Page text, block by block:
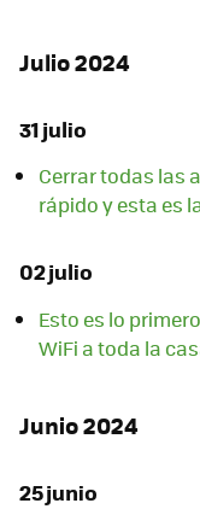
Julio 2024
31 julio
Cerrar todas las
rápido y esta es
02 julio
Esto es lo
WiFi a toda la
Junio 2024
25 junio